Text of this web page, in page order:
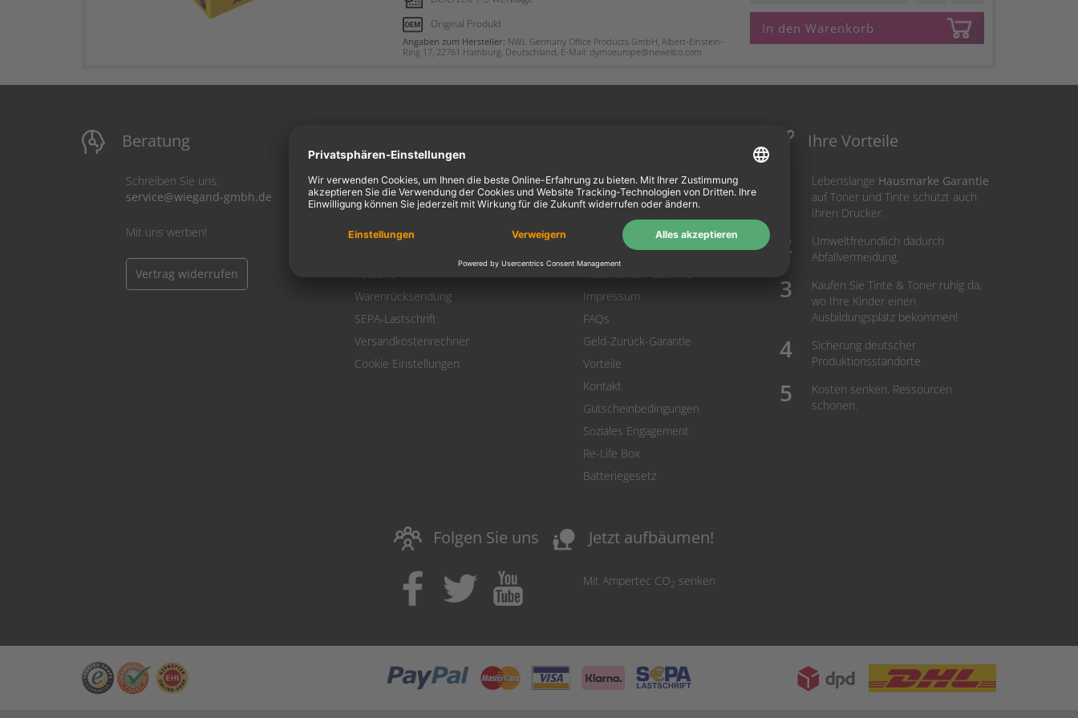
Original Produkt
Angaben zum Hersteller: NWL Germany Office Products GmbH, Albert-Einstein-
Ring 17, 22761 Hamburg, Deutschland, E-Mail: dymoeurope@newellco.com
In den Warenkorb
Beratung
Schreiben Sie uns:
service@wiegand-gmbh.de
Mit uns werben!
Vertrag widerrufen
Mein Konto
Login
Warenkorb
Warenrücksendung
SEPA-Lastschrift
Versandkostenrechner
Cookie Einstellungen
Über uns
AGB
Datenschutz
Widerrufsbelehrung
Impressum
FAQs
Geld-Zurück-Garantie
Vorteile
Kontakt
Gutscheinbedingungen
Soziales Engagement
Re-Life Box
Batteriegesetz
Ihre Vorteile
Lebenslange Hausmarke Garantie
auf Toner und Tinte schützt auch
Ihren Drucker.
Umweltfreundlich dadurch
Abfallvermeidung.
Kaufen Sie Tinte & Toner ruhig da,
wo Ihre Kinder einen
Ausbildungsplatz bekommen!
Sicherung deutscher
Produktionsstandorte.
Kosten senken, Ressourcen
schonen.
Folgen Sie uns nature_people Jetzt aufbäumen!
Mit Ampertec CO2 senken